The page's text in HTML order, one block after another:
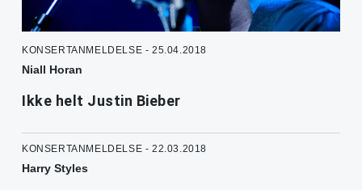
KONSERTANMELDELSE - 25.04.2018
Niall Horan
Ikke helt Justin Bieber
KONSERTANMELDELSE - 22.03.2018
Harry Styles